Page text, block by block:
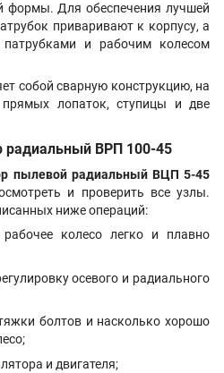
формы. Для обеспечения лучшей
приваривают к корпусу, а
и рабочим колесом
собой сварную конструкцию, на
прямых лопаток, ступицы и две
радиальный ВРП 100-45
пылевой радиальный ВЦП 5-45
и проверить все узлы.
ниже операций:
колесо легко и плавно
осевого и радиального
болтов и насколько хорошо
и двигателя;